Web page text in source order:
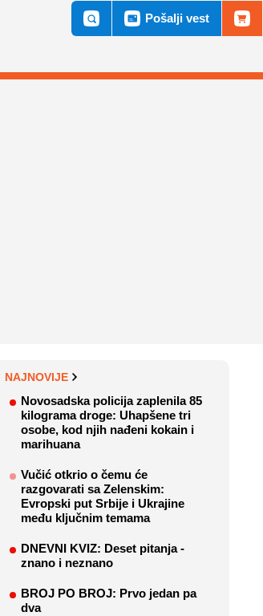
Pošalji vest
NAJNOVIJE
Novosadska policija zaplenila 85
kilograma droge: Uhapšene tri
osobe, kod njih nađeni kokain i
marihuana
Vučić otkrio o čemu će
razgovarati sa Zelenskim:
Evropski put Srbije i Ukrajine
među ključnim temama
DNEVNI KVIZ: Deset pitanja -
znano i neznano
BROJ PO BROJ: Prvo jedan pa
dva